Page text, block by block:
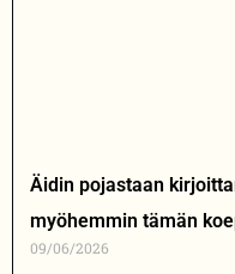
Äidin pojastaan
myöhemmin tämän
09/06/2026